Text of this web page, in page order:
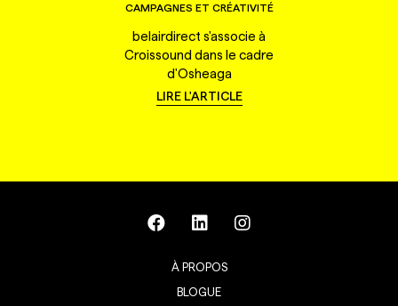
CAMPAGNES ET CRÉATIVITÉ
belairdirect s'associe à
Croissound dans le cadre
d'Osheaga
LIRE L'ARTICLE
À PROPOS
BLOGUE